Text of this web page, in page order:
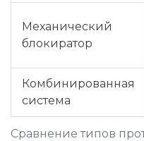
Сравнение типов
Механический
блокиратор
Комбинированная
система